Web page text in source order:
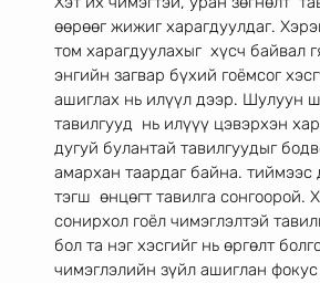
өөрөөг жижиг харагдуулдаг.
том харагдуулахыг  хүсч байвал
энгийн загвар бүхий гоёмсог
ашиглах нь илүүл дээр. Шулуун
тавилгууд  нь илүүү цэвэрхэн
дугуй булантай тавилгуудыг
амархан таардаг байна. тиймээс
тэгш  өнцөгт тавилга сонгоорой.
сонирхол гоёл чимэглэлтэй
бол та нэг хэсгийг нь өргөлт
чимэглэлийн зүйл ашиглан фокус